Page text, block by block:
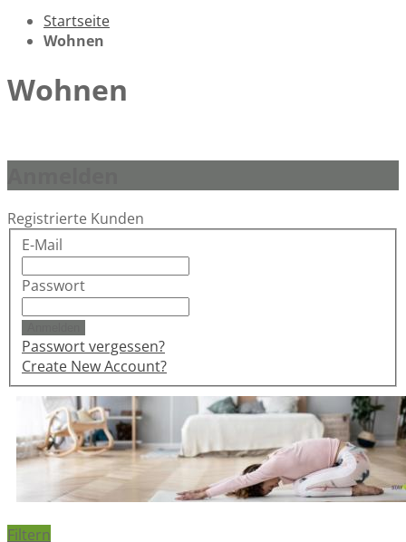
Startseite
Wohnen
Wohnen
Registrierte Kunden
E-Mail
Passwort
Passwort vergessen?
Create New Account?
Filtern